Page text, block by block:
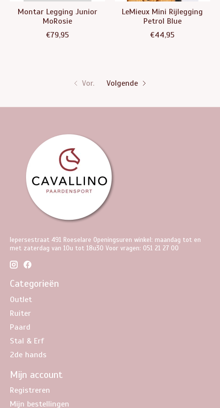
Montar Legging Junior
MoRosie
€79,95
LeMieux Mini Rijlegging
Petrol Blue
€44,95
Vor. Volgende
Iepersestraat 491 Roeselare Openingsuren winkel: maandag tot en
met zaterdag van 10u tot 18u30 Voor vragen: 051 21 27 00
Categorieën
Outlet
Ruiter
Paard
Stal & Erf
2de hands
Mijn account
Registreren
Mijn bestellingen